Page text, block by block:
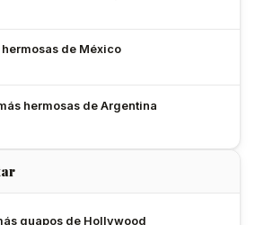
de México
hermosas de Argentina
guapos de Hollywood